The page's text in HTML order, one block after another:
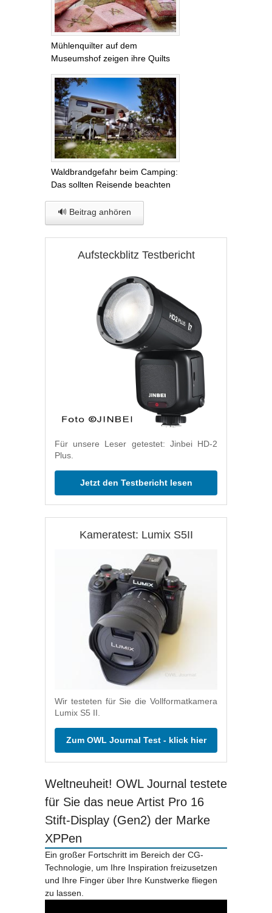
Mühlenquilter auf dem
Museumshof zeigen ihre Quilts
Waldbrandgefahr beim Camping:
Das sollten Reisende beachten
🔊 Beitrag anhören
Aufsteckblitz Testbericht
Für unsere Leser getestet: Jinbei HD-2
Plus.
Jetzt den Testbericht lesen
Kameratest: Lumix S5II
Wir testeten für Sie die Vollformatkamera
Lumix S5 II.
Zum OWL Journal Test - klick hier
Weltneuheit! OWL Journal testete
für Sie das neue Artist Pro 16
Stift-Display (Gen2) der Marke
XPPen
Ein großer Fortschritt im Bereich der CG-
Technologie, um Ihre Inspiration freizusetzen
und Ihre Finger über Ihre Kunstwerke fliegen
zu lassen.